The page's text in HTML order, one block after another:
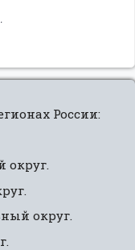
России:
округ.
округ.